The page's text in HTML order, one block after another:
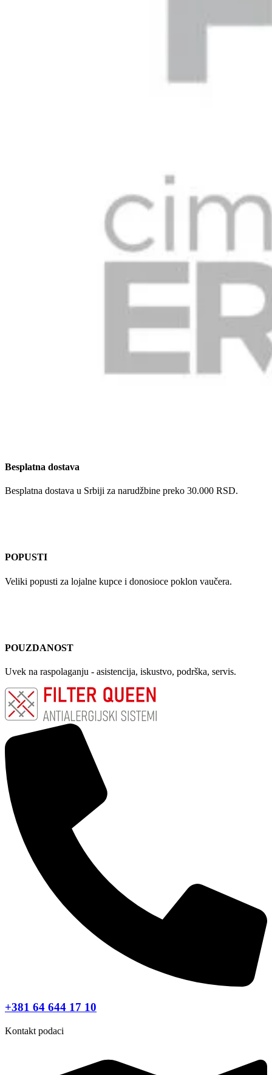
Besplatna dostava
Besplatna dostava u Srbiji za narudžbine preko 30.000 RSD.
POPUSTI
Veliki popusti za lojalne kupce i donosioce poklon vaučera.
POUZDANOST
Uvek na raspolaganju - asistencija, iskustvo, podrška, servis.
+381 64 644 17 10
Kontakt podaci